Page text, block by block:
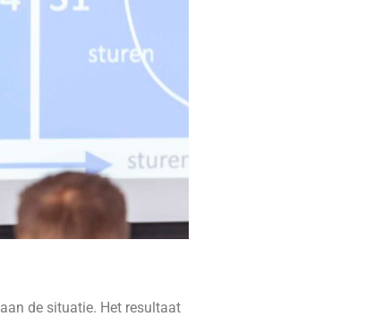
de situatie. Het resultaat